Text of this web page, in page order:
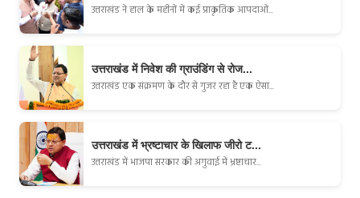
उत्तराखंड ने हाल के महीनों में कई प्राकृतिक आपदाओं...
उत्तराखंड में निवेश की ग्राउंडिंग से रोज...
उत्तराखंड एक संक्रमण के दौर से गुजर रहा है एक ऐसा...
उत्तराखंड में भ्रष्टाचार के खिलाफ जीरो ट...
उत्तराखंड में भाजपा सरकार की अगुवाई में भ्रष्टाचार...